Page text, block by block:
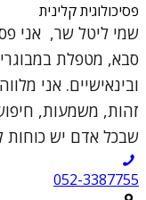
פסיכולוגית קלינית
שמי ליטל שר, אני
סבא, מטפלת
ובינאישיים. אני
זהות, משמעות,
שבכל אדם יש כוחות
052-3387755